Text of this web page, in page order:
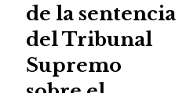
de la sentencia
del Tribunal
Supremo